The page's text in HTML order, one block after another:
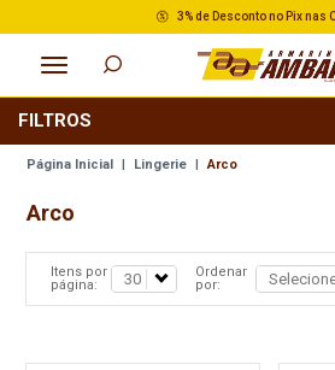
3% de Desconto no Pix nas
Página Inicial | Lingerie | Arco
FILTROS
Arco
Itens por
página:
Ordenar
por: